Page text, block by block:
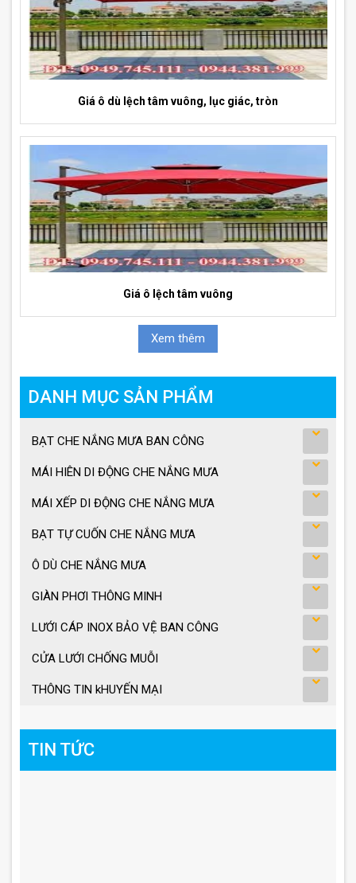
Giá ô dù lệch tâm vuông, lục giác, tròn
Giá ô lệch tâm vuông
Xem thêm
DANH MỤC SẢN PHẨM
BẠT CHE NẮNG MƯA BAN CÔNG
MÁI HIÊN DI ĐỘNG CHE NẮNG MƯA
MÁI XẾP DI ĐỘNG CHE NẮNG MƯA
BẠT TỰ CUỐN CHE NẮNG MƯA
Ô DÙ CHE NẮNG MƯA
GIÀN PHƠI THÔNG MINH
LƯỚI CÁP INOX BẢO VỆ BAN CÔNG
CỬA LƯỚI CHỐNG MUỖI
THÔNG TIN kHUYẾN MẠI
TIN TỨC